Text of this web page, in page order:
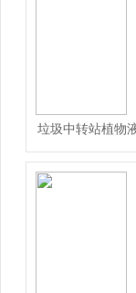
垃圾中转站植物